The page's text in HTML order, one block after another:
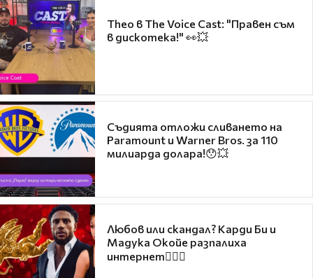
Theo в The Voice Cast: "Правен съм
в дискотека!" 👀💥
Съдията отложи сливането на
Paramount и Warner Bros. за 110
милиарда долара!😯💥
Любов или скандал? Карди Би и
Мадука Окойе разпалиха
интернет❤️‍🔥🔥